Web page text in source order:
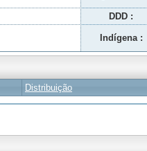
DDD :
Indígena :
Distribuição